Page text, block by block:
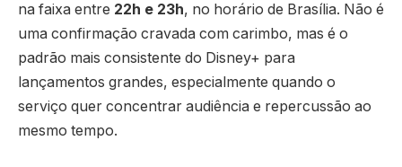
na faixa entre 22h e 23h, no horário de Brasília. Não é
uma confirmação cravada com carimbo, mas é o
padrão mais consistente do Disney+ para
lançamentos grandes, especialmente quando o
serviço quer concentrar audiência e repercussão ao
mesmo tempo.